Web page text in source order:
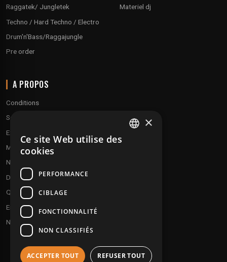
Raggatek/ Jungletek
Techno / Hard Techno / Electro
Drum'n'Bass/Raggajungle
Pre order
Materiel dj
A PROPOS
Conditions
Service client
Expédition & retours
Modes de paiement
Notre programme de fidélité
Disques cadeaux
Qui sommes-nous ?
Envoyez vos démos
Nous contacter
×
Ce site Web utilise des
cookies
PERFORMANCE
CIBLAGE
FONCTIONNALITÉ
NON CLASSIFIÉS
ACCEPTER TOUT REFUSER TOUT